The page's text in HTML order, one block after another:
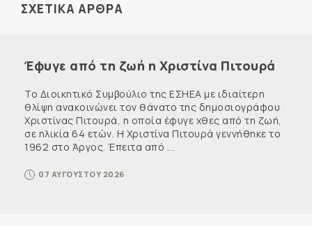
ΣΧΕΤΙΚΑ ΑΡΘΡΑ
Έφυγε από τη ζωή η Χριστίνα Πιτουρά
Το Διοικητικό Συμβούλιο της ΕΣΗΕΑ με ιδιαίτερη
θλίψη ανακοινώνει τον θάνατο της δημοσιογράφου
Χριστίνας Πιτουρά, η οποία έφυγε χθες από τη ζωή,
σε ηλικία 64 ετών. Η Χριστίνα Πιτουρά γεννήθηκε το
1962 στο Άργος. Έπειτα από ...
07 ΑΥΓΟΥΣΤΟΥ 2026